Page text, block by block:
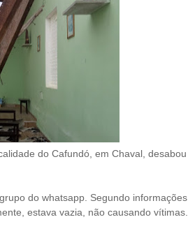
do Cafundó, em Chaval, desabou
do whatsapp. Segundo informações
estava vazia, não causando vítimas.